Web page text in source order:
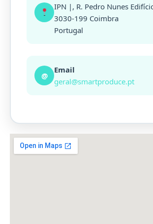
IPN |, R. Pedro Nunes
3030-199 Coimbra
Portugal
@
Email
geral@smartproduce.pt